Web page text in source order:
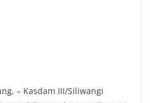
– Kasdam III/Siliwangi